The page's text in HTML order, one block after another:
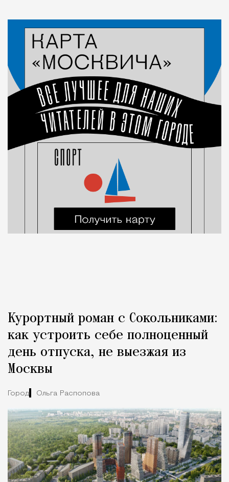
Статья
Красота и здоровье
Ольга Андреева
Курортный роман с Сокольниками:
как устроить себе полноценный
день отпуска, не выезжая из
Москвы
Город Ольга Распопова